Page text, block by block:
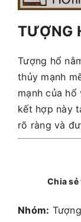
TƯỢNG
Tượng hổ
thủy mạnh
mạnh của
kết hợp này
rõ ràng và
Chia sẻ
Nhóm: